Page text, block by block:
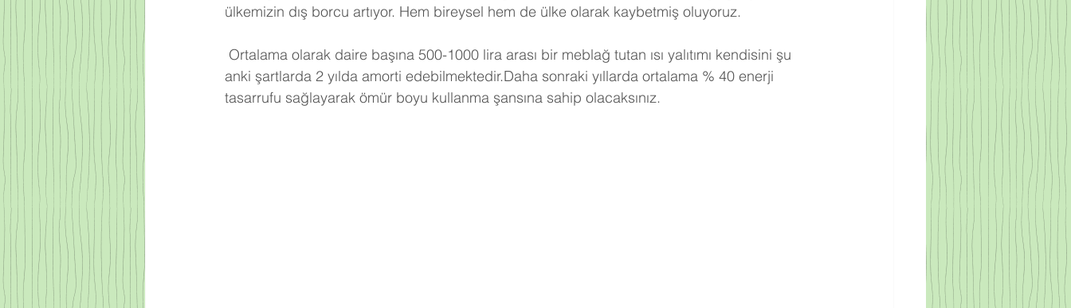
ülkemizin dış borcu artıyor. Hem bireysel hem de ülke olarak kaybetmiş oluyoruz.
Ortalama olarak daire başına 500-1000 lira arası bir meblağ tutan ısı yalıtımı kendisini şu
anki şartlarda 2 yılda amorti edebilmektedir.Daha sonraki yıllarda ortalama % 40 enerji
tasarrufu sağlayarak ömür boyu kullanma şansına sahip olacaksınız.